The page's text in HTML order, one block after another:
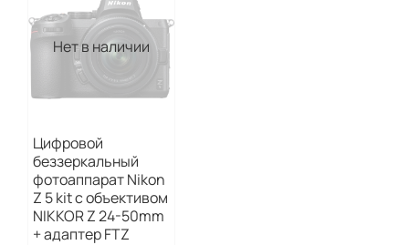
Нет в наличии
Цифровой
беззеркальный
фотоаппарат Nikon
Z 5 kit с объективом
NIKKOR Z 24-50mm
+ адаптер FTZ